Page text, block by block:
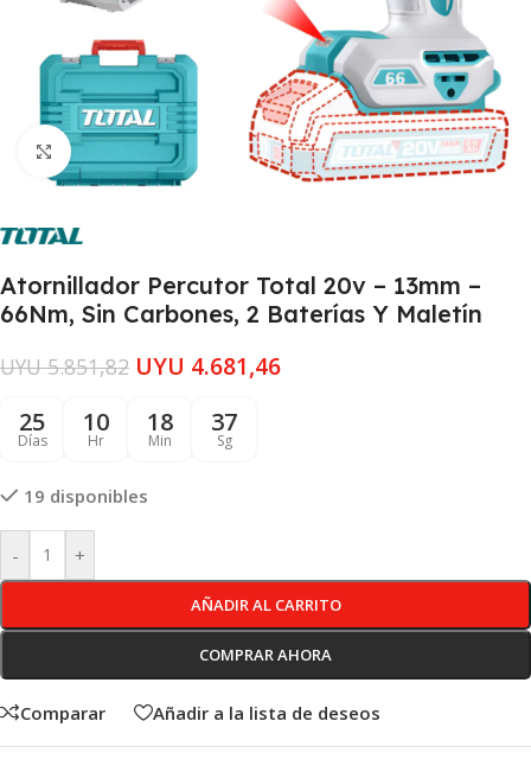
Clic para ampliar
Atornillador Percutor Total 20v – 13mm –
66Nm, Sin Carbones, 2 Baterías Y Maletín
UYU5.851,82 UYU 4.681,46
25
Días
10
Hr
18
Min
37
Sg
19 disponibles
- +
AÑADIR AL CARRITO
COMPRAR AHORA
Comparar Añadir a la lista de deseos